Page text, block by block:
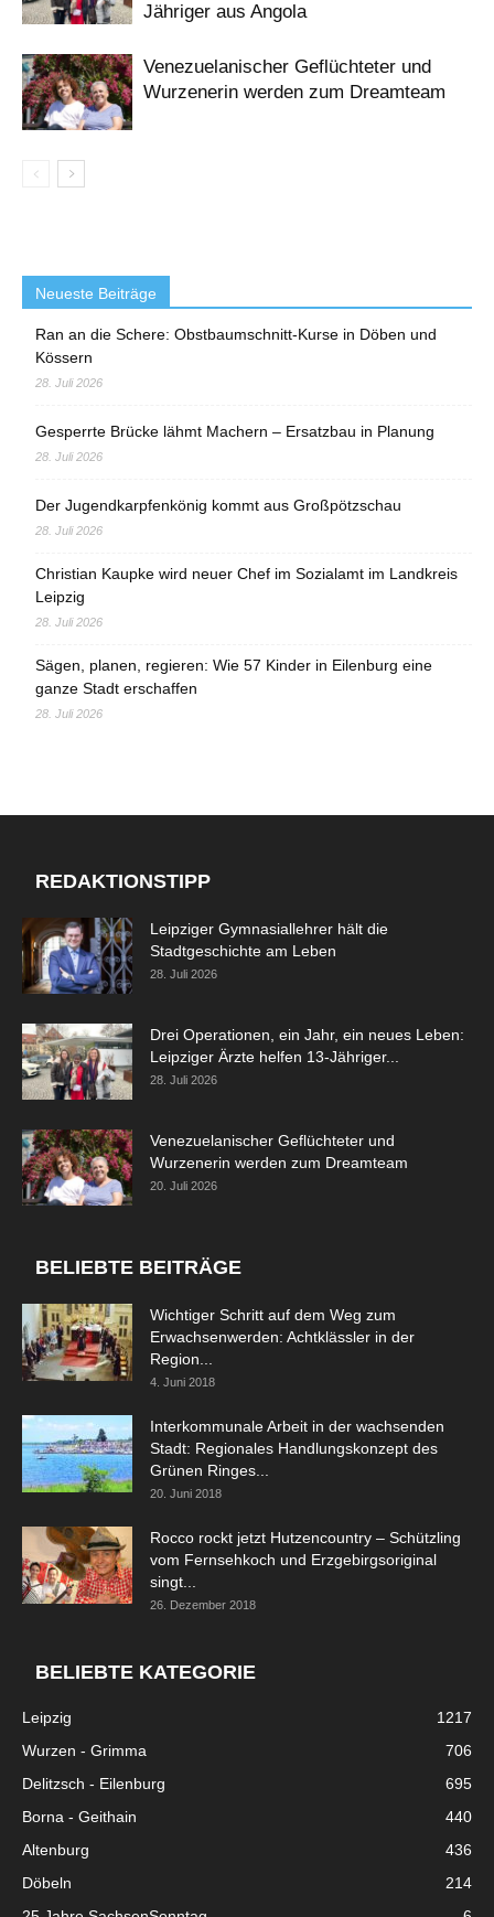
Jähriger aus Angola
Venezuelanischer Geflüchteter und
Wurzenerin werden zum Dreamteam
Neueste Beiträge
Ran an die Schere: Obstbaumschnitt-Kurse in Döben und
Kössern
28. Juli 2026
Gesperrte Brücke lähmt Machern – Ersatzbau in Planung
28. Juli 2026
Der Jugendkarpfenkönig kommt aus Großpötzschau
28. Juli 2026
Christian Kaupke wird neuer Chef im Sozialamt im Landkreis
Leipzig
28. Juli 2026
Sägen, planen, regieren: Wie 57 Kinder in Eilenburg eine
ganze Stadt erschaffen
28. Juli 2026
REDAKTIONSTIPP
Leipziger Gymnasiallehrer hält die
Stadtgeschichte am Leben
28. Juli 2026
Drei Operationen, ein Jahr, ein neues Leben:
Leipziger Ärzte helfen 13-Jähriger...
28. Juli 2026
Venezuelanischer Geflüchteter und
Wurzenerin werden zum Dreamteam
20. Juli 2026
BELIEBTE BEITRÄGE
Wichtiger Schritt auf dem Weg zum
Erwachsenwerden: Achtklässler in der
Region...
4. Juni 2018
Interkommunale Arbeit in der wachsenden
Stadt: Regionales Handlungskonzept des
Grünen Ringes...
20. Juni 2018
Rocco rockt jetzt Hutzencountry – Schützling
vom Fernsehkoch und Erzgebirgsoriginal
singt...
26. Dezember 2018
BELIEBTE KATEGORIE
Leipzig
1217
Wurzen - Grimma
706
Delitzsch - Eilenburg
695
Borna - Geithain
440
Altenburg
436
Döbeln
214